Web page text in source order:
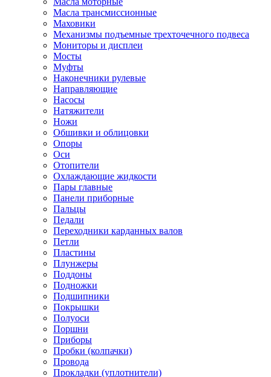
Масла трансмиссионные
Маховики
Механизмы подъемные трехточечного подвеса
Мониторы и дисплеи
Мосты
Муфты
Наконечники рулевые
Направляющие
Насосы
Натяжители
Ножи
Обшивки и облицовки
Опоры
Оси
Отопители
Охлаждающие жидкости
Пары главные
Панели приборные
Пальцы
Педали
Переходники карданных валов
Петли
Пластины
Плунжеры
Поддоны
Подножки
Подшипники
Покрышки
Полуоси
Поршни
Приборы
Пробки (колпачки)
Провода
Прокладки (уплотнители)